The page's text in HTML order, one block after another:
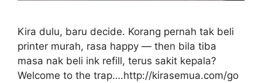
Kira dulu, baru decide. Korang pernah tak beli
printer murah, rasa happy — then bila tiba
masa nak beli ink refill, terus sakit kepala?
Welcome to the trap….http://kirasemua.com/go